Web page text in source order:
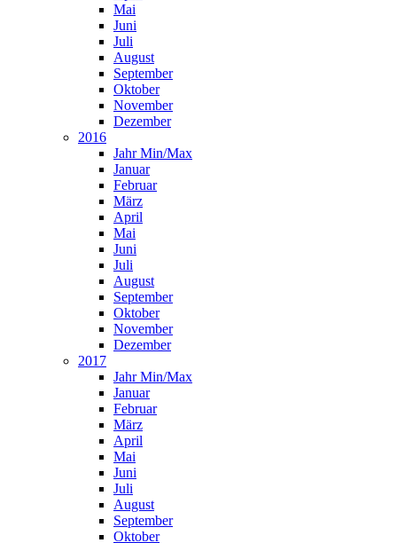
Mai
Juni
Juli
August
September
Oktober
November
Dezember
2016
Jahr Min/Max
Januar
Februar
März
April
Mai
Juni
Juli
August
September
Oktober
November
Dezember
2017
Jahr Min/Max
Januar
Februar
März
April
Mai
Juni
Juli
August
September
Oktober